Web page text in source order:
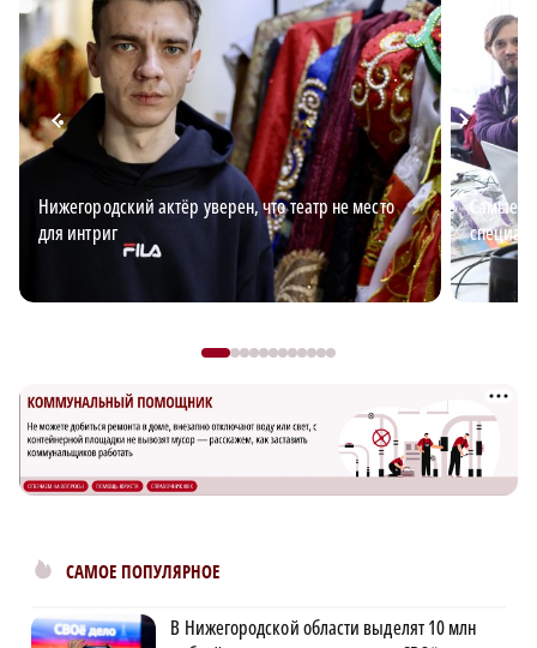
Нижегородский актёр уверен, что театр не место
для интриг
Самые
САМОЕ ПОПУЛЯРНОЕ
В Нижегородской области выделят 10 млн